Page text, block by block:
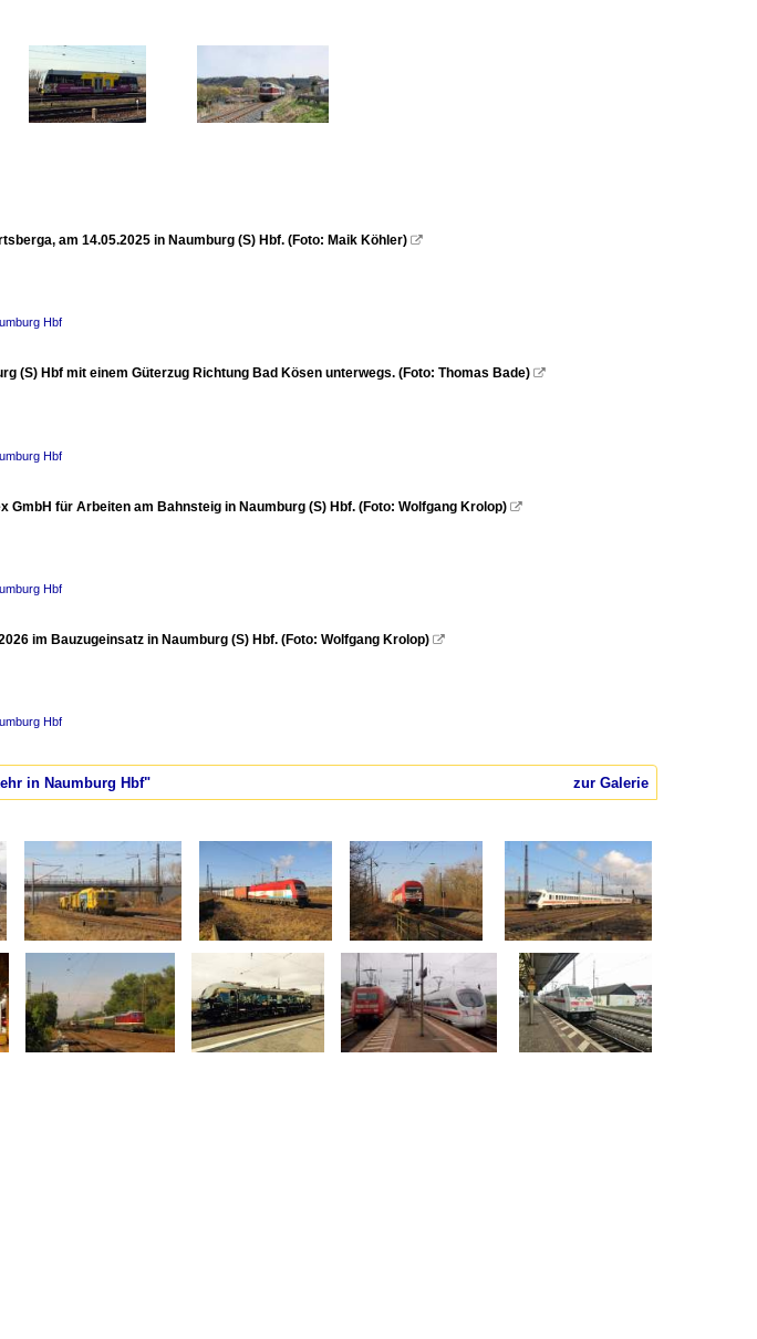
am 14.05.2025 in Naumburg (S) Hbf. (Foto: Maik Köhler) 
Hbf
(S) Hbf mit einem Güterzug Richtung Bad Kösen unterwegs. (Foto: Thomas Bade) 
Hbf
GmbH für Arbeiten am Bahnsteig in Naumburg (S) Hbf. (Foto: Wolfgang Krolop) 
Hbf
im Bauzugeinsatz in Naumburg (S) Hbf. (Foto: Wolfgang Krolop) 
Hbf
zur Galerie
in Naumburg Hbf"